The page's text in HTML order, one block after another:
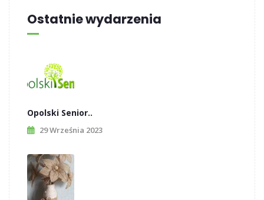
Ostatnie wydarzenia
Opolski Senior..
29 Września 2023